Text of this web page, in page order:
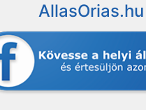
AllasOrias.hu